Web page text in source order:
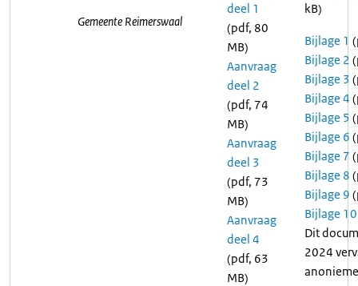
Gemeente Reimerswaal
deel 1
(pdf, 80
MB)
Aanvraag
deel 2
(pdf, 74
MB)
Aanvraag
deel 3
(pdf, 73
MB)
Aanvraag
deel 4
(pdf, 63
MB)
kB)
Bijlage 1
Bijlage 2
Bijlage 3
Bijlage 4
Bijlage 5
Bijlage 6
Bijlage 7
Bijlage 8
Bijlage 9
Bijlage 10
Dit
2024